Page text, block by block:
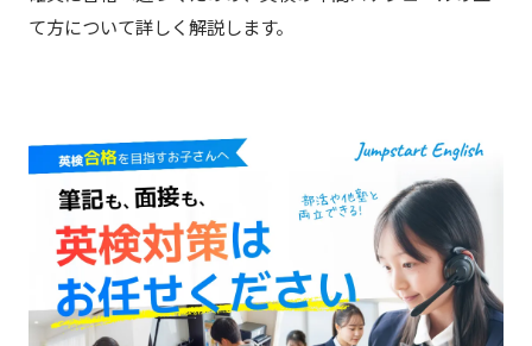
て方について詳しく解説します。